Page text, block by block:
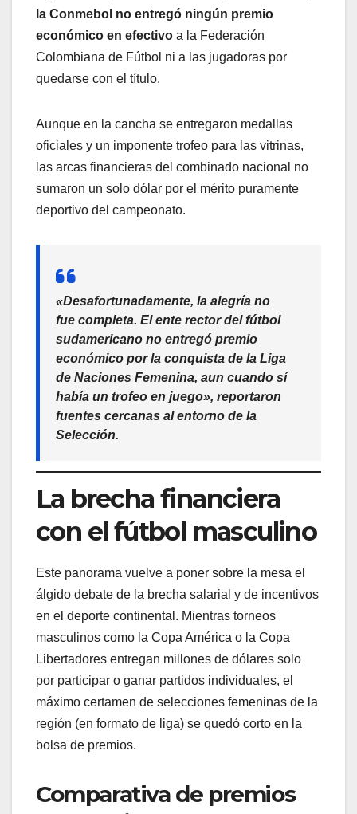
la Conmebol no entregó ningún premio
económico en efectivo a la Federación
Colombiana de Fútbol ni a las jugadoras por
quedarse con el título.
Aunque en la cancha se entregaron medallas
oficiales y un imponente trofeo para las vitrinas,
las arcas financieras del combinado nacional no
sumaron un solo dólar por el mérito puramente
deportivo del campeonato.
«Desafortunadamente, la alegría no
fue completa. El ente rector del fútbol
sudamericano no entregó premio
económico por la conquista de la Liga
de Naciones Femenina, aun cuando sí
había un trofeo en juego», reportaron
fuentes cercanas al entorno de la
Selección.
La brecha financiera
con el fútbol masculino
Este panorama vuelve a poner sobre la mesa el
álgido debate de la brecha salarial y de incentivos
en el deporte continental. Mientras torneos
masculinos como la Copa América o la Copa
Libertadores entregan millones de dólares solo
por participar o ganar partidos individuales, el
máximo certamen de selecciones femeninas de la
región (en formato de liga) se quedó corto en la
bolsa de premios.
Comparativa de premios